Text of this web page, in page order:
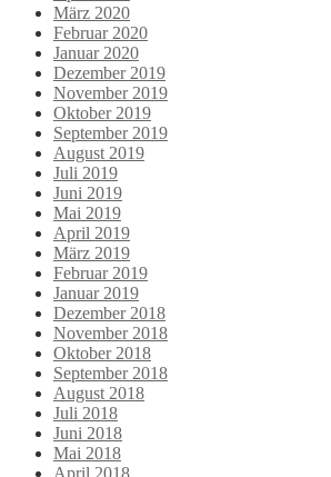
März 2020
Februar 2020
Januar 2020
Dezember 2019
November 2019
Oktober 2019
September 2019
August 2019
Juli 2019
Juni 2019
Mai 2019
April 2019
März 2019
Februar 2019
Januar 2019
Dezember 2018
November 2018
Oktober 2018
September 2018
August 2018
Juli 2018
Juni 2018
Mai 2018